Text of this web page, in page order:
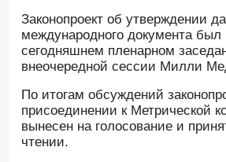
Законопроект об утверждении
международного документа был
сегодняшнем пленарном
внеочередной сессии Милли
По итогам обсуждений
присоединении к Метрической
вынесен на голосование и
чтении.